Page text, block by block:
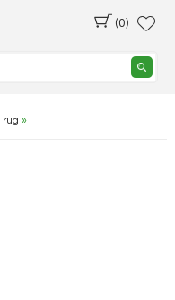
(0)
rug »